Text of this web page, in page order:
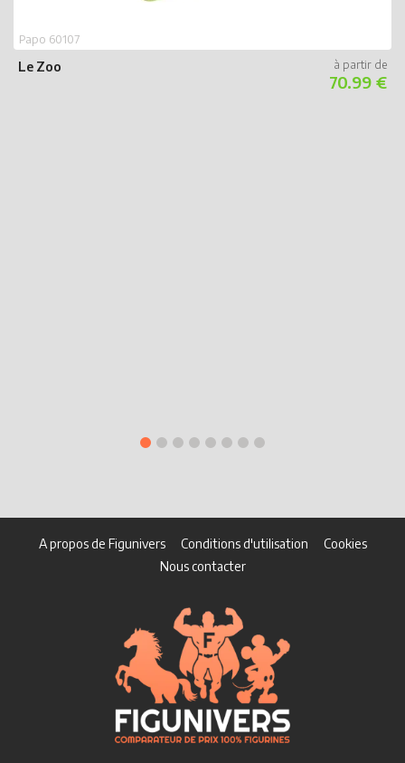
Le Zoo
Papo 60107
70.99 €
A propos de Figunivers Conditions d'utilisation
Cookies
Nous contacter